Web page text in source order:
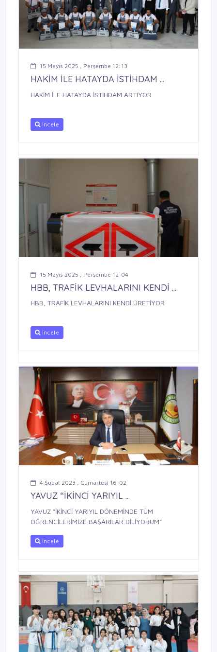
15 Mayıs 2025 , Perşembe 12:13
HAKİM İLE HATAYDA İSTİHDAM ...
HAKİM İLE HATAYDA İSTİHDAM ARTIYOR
İncele
15 Mayıs 2025 , Perşembe 12:04
HBB, TRAFİK LEVHALARINI KENDİ ...
HBB, TRAFİK LEVHALARINI KENDİ ÜRETİYOR
İncele
4 Şubat 2023 , Cumartesi 16:02
YAVUZ “İKİNCİ YARIYIL ...
YAVUZ “İKİNCİ YARIYIL DÖNEMİNDE TÜM
ÖĞRENCİLERİMİZE BAŞARILAR DİLİYORUM”
İncele